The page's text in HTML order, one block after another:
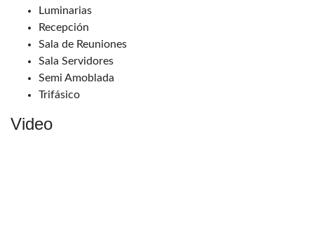
Luminarias
Recepción
Sala de Reuniones
Sala Servidores
Semi Amoblada
Trifásico
Video